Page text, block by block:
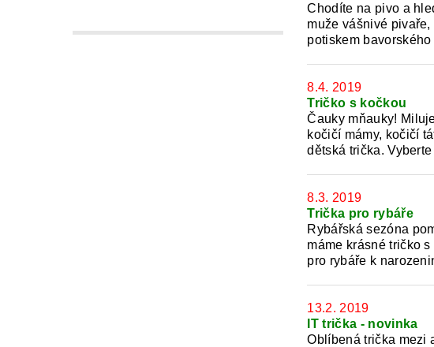
Chodíte na pivo a
muže vášnivé
potiskem
8.4. 2019
Tričko s kočkou
Čauky mňauky!
kočičí mámy, kočičí
dětská trička.Vyberte
8.3. 2019
Trička pro rybáře
Rybářská sezóna
máme krásné tričko
pro rybáře k
13.2. 2019
IT trička - novinka
Oblíbená trička mezi